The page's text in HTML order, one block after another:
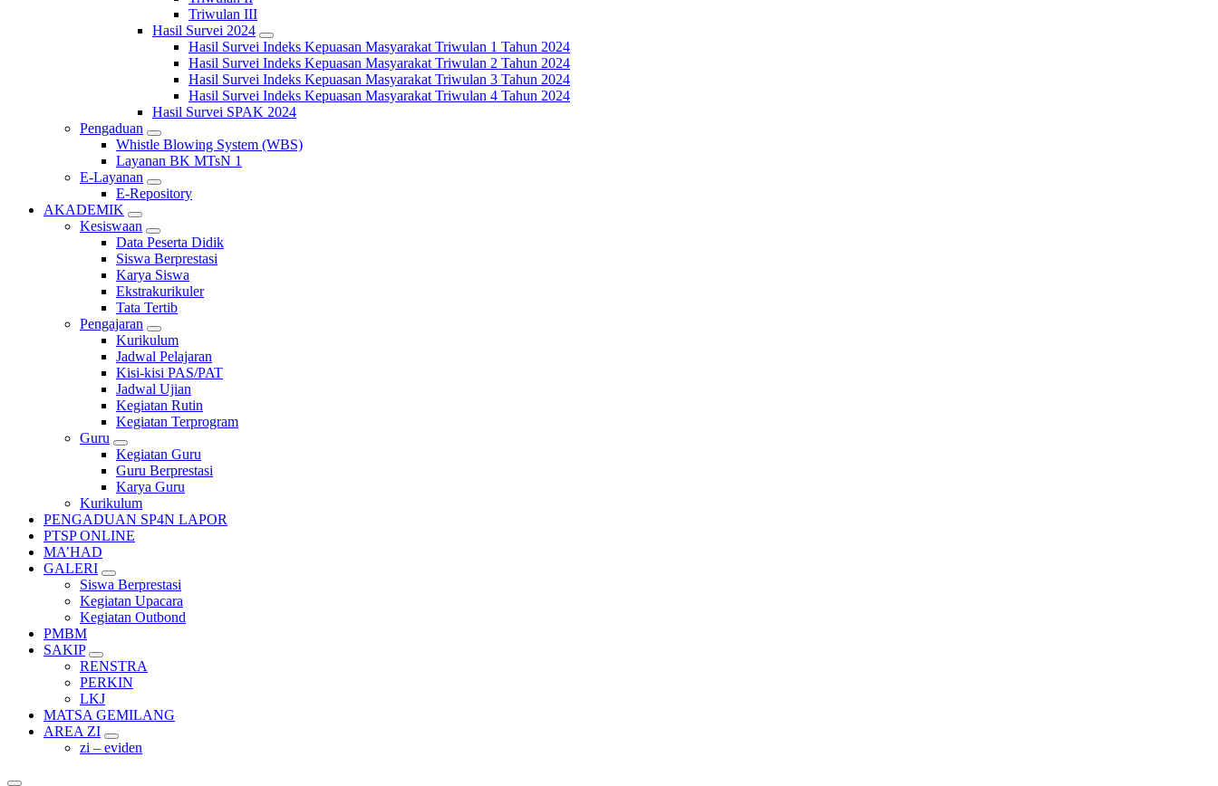
Triwulan III
Hasil Survei 2024
Hasil Survei Indeks Kepuasan Masyarakat Triwulan 1 Tahun 2024
Hasil Survei Indeks Kepuasan Masyarakat Triwulan 2 Tahun 2024
Hasil Survei Indeks Kepuasan Masyarakat Triwulan 3 Tahun 2024
Hasil Survei Indeks Kepuasan Masyarakat Triwulan 4 Tahun 2024
Hasil Survei SPAK 2024
Pengaduan
Whistle Blowing System (WBS)
Layanan BK MTsN 1
E-Layanan
E-Repository
AKADEMIK
Kesiswaan
Data Peserta Didik
Siswa Berprestasi
Karya Siswa
Ekstrakurikuler
Tata Tertib
Pengajaran
Kurikulum
Jadwal Pelajaran
Kisi-kisi PAS/PAT
Jadwal Ujian
Kegiatan Rutin
Kegiatan Terprogram
Guru
Kegiatan Guru
Guru Berprestasi
Karya Guru
Kurikulum
PENGADUAN SP4N LAPOR
PTSP ONLINE
MA’HAD
GALERI
Siswa Berprestasi
Kegiatan Upacara
Kegiatan Outbond
PMBM
SAKIP
RENSTRA
PERKIN
LKJ
MATSA GEMILANG
AREA ZI
zi – eviden